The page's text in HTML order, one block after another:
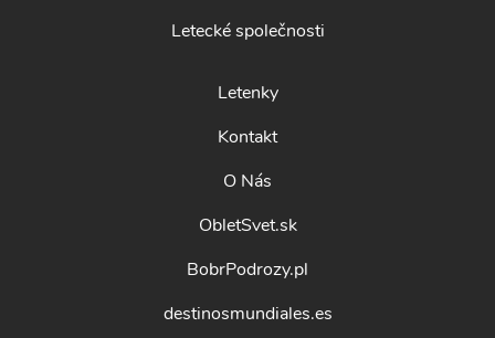
Letecké společnosti
Letenky
Kontakt
O Nás
ObletSvet.sk
BobrPodrozy.pl
destinosmundiales.es